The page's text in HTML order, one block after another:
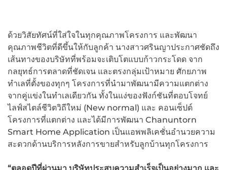
ด้วยวิสัยทัศน์ที่ใส่ใจในทุกคุณภาพโครงการ และพัฒนา
คุณภาพชีวิตที่ดีขึ้นให้กับลูกค้า นางสาวศรินญาประกาศชัดถึง
เส้นทางของบริษัทที่พร้อมจะเติบโตแบบก้าวกระโดด จาก
กลยุทธ์การตลาดที่ชัดเจน และตรงกลุ่มเป้าหมาย ศักยภาพ
ทำเลที่ตั้งของทุกๆ โครงการที่นำมาพัฒนามีความแตกต่าง
จากคู่แข่งในทำเลเดียวกัน ทั้งในแง่ของฟังก์ชันที่ตอบโจทย์
ไลฟ์สไตล์ชีวิตวิถีใหม่ (New normal) และ คอนเซ็ปต์
โครงการที่แตกต่าง และได้มีการพัฒนา Chanuntorn
Smart Home Application เป็นแอพพลิเคชั่นอำนวยความ
สะดวกด้านบริการหลังการขายสำหรับลูกบ้านทุกโครงการ